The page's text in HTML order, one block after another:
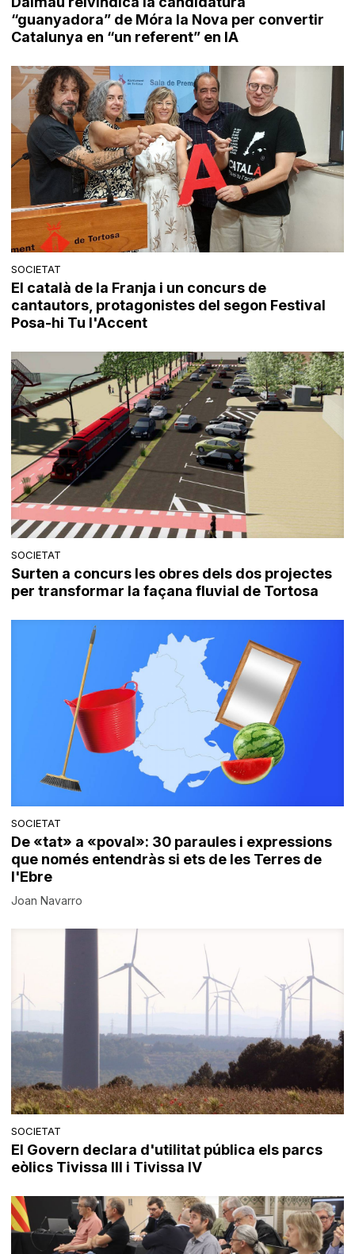
“guanyadora” de Móra la Nova per convertir
Catalunya en “un referent” en IA
SOCIETAT
El català de la Franja i un concurs de
cantautors, protagonistes del segon Festival
Posa-hi Tu l'Accent
SOCIETAT
Surten a concurs les obres dels dos projectes
per transformar la façana fluvial de Tortosa
SOCIETAT
De «tat» a «poval»: 30 paraules i expressions
que només entendràs si ets de les Terres de
l'Ebre
Joan Navarro
SOCIETAT
El Govern declara d'utilitat pública els parcs
eòlics Tivissa III i Tivissa IV